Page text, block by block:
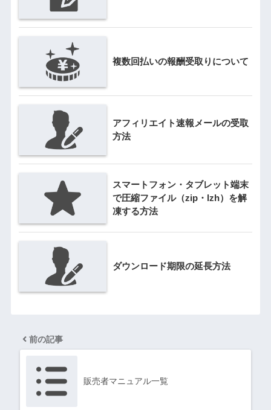
複数回払いの報酬受取りについて
アフィリエイト速報メールの受取
方法
スマートフォン・タブレット端末
で圧縮ファイル（zip・lzh）を解
凍する方法
ダウンロード期限の延長方法
前の記事
販売者マニュアル一覧